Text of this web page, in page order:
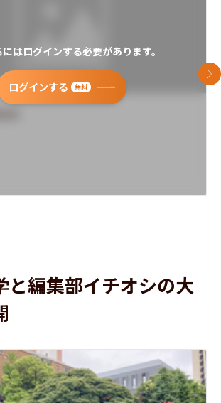
はログインする必要があります。
ログインする 無料
次
と編集部イチオシの大